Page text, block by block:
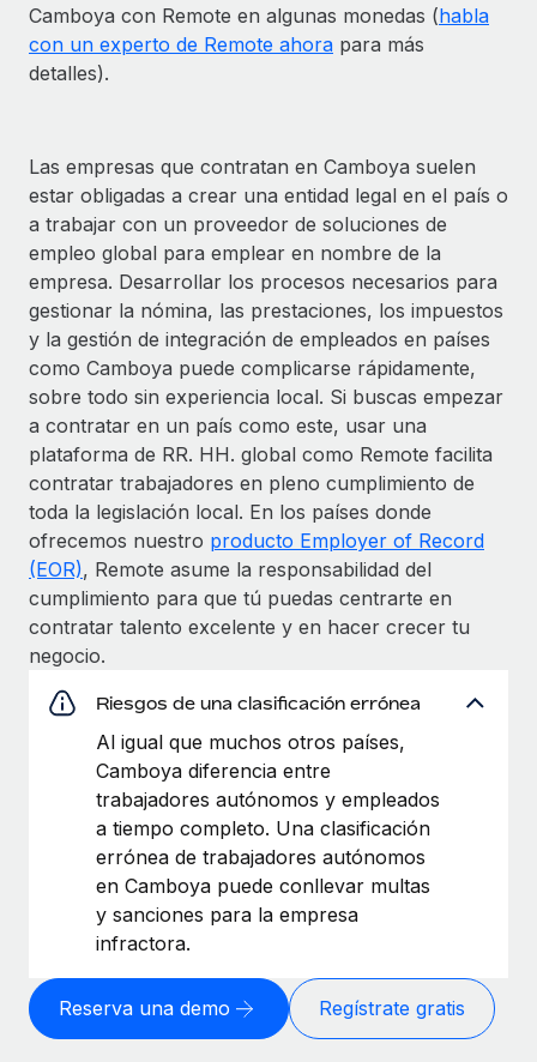
Camboya con Remote en algunas monedas (habla
con un experto de Remote ahora para más
detalles).
Las empresas que contratan en Camboya suelen
estar obligadas a crear una entidad legal en el país o
a trabajar con un proveedor de soluciones de
empleo global para emplear en nombre de la
empresa. Desarrollar los procesos necesarios para
gestionar la nómina, las prestaciones, los impuestos
y la gestión de integración de empleados en países
como Camboya puede complicarse rápidamente,
sobre todo sin experiencia local. Si buscas empezar
a contratar en un país como este, usar una
plataforma de RR. HH. global como Remote facilita
contratar trabajadores en pleno cumplimiento de
toda la legislación local. En los países donde
ofrecemos nuestro producto Employer of Record
(EOR), Remote asume la responsabilidad del
cumplimiento para que tú puedas centrarte en
contratar talento excelente y en hacer crecer tu
negocio.
Riesgos de una clasificación errónea
Al igual que muchos otros países,
Camboya diferencia entre
trabajadores autónomos y empleados
a tiempo completo. Una clasificación
errónea de trabajadores autónomos
en Camboya puede conllevar multas
y sanciones para la empresa
infractora.
Reserva una demo Regístrate gratis